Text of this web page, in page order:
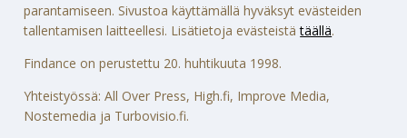
parantamiseen. Sivustoa käyttämällä hyväksyt evästeiden
tallentamisen laitteellesi. Lisätietoja evästeistätäällä.
Findance on perustettu 20. huhtikuuta 1998.
Yhteistyössä: All Over Press, High.fi, Improve Media,
Nostemedia ja Turbovisio.fi.